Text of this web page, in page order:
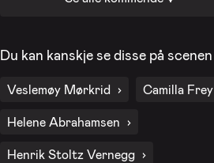
14. nov. 2026 - Lørdag
28. nov. 2026 - Lørdag
Du kan kanskje se disse på scenen
Veslemøy Mørkrid Camilla Frey
Helene Abrahamsen
Henrik Stoltz Vernegg